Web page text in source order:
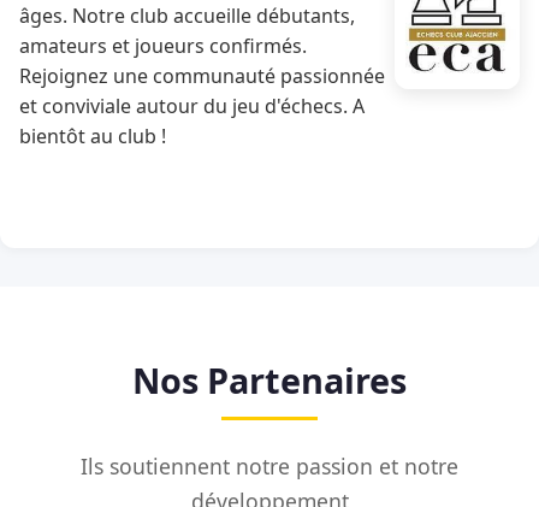
âges. Notre club accueille débutants,
amateurs et joueurs confirmés.
Rejoignez une communauté passionnée
et conviviale autour du jeu d'échecs. A
bientôt au club !
Nos Partenaires
Ils soutiennent notre passion et notre
développement